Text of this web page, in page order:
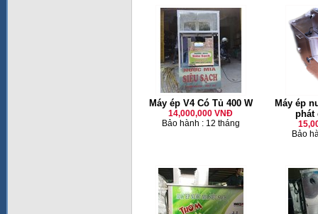
Máy ép V4 Có Tủ 400 W
14,000,000 VNĐ
Bảo hành : 12 tháng
Máy ép
phát
Bảo